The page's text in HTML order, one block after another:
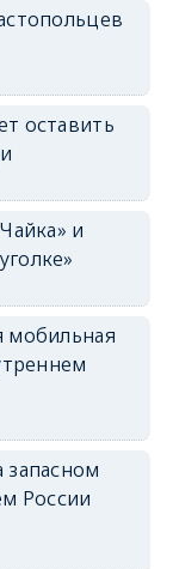
оставить
и
мобильная
России